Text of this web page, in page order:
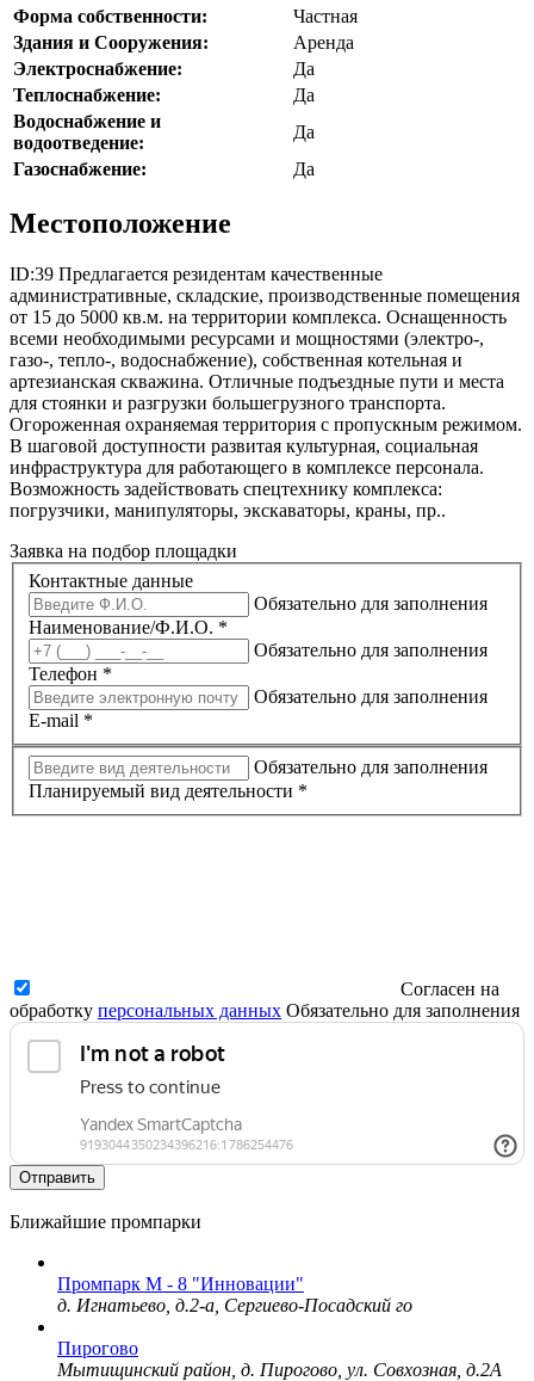
Форма собственности:
Частная
Здания и Сооружения:
Аренда
Электроснабжение:
Да
Теплоснабжение:
Да
Водоснабжение и
водоотведение:
Да
Газоснабжение:
Да
Местоположение
ID:39 Предлагается резидентам качественные
административные, складские, производственные помещения
от 15 до 5000 кв.м. на территории комплекса. Оснащенность
всеми необходимыми ресурсами и мощностями (электро-,
газо-, тепло-, водоснабжение), собственная котельная и
артезианская скважина. Отличные подъездные пути и места
для стоянки и разгрузки большегрузного транспорта.
Огороженная охраняемая территория с пропускным режимом.
В шаговой доступности развитая культурная, социальная
инфраструктура для работающего в комплексе персонала.
Возможность задействовать спецтехнику комплекса:
погрузчики, манипуляторы, экскаваторы, краны, пр..
Заявка на подбор площадки
Контактные данные
Обязательно для заполнения
Наименование/Ф.И.О. *
Обязательно для заполнения
Телефон *
Обязательно для заполнения
E-mail *
Обязательно для заполнения
Планируемый вид деятельности *
Согласен на
обработку персональных данных Обязательно для заполнения
Отправить
Ближайшие промпарки
Промпарк М - 8 "Инновации"
д. Игнатьево, д.2-а, Сергиево-Посадский го
Пирогово
Мытищинский район, д. Пирогово, ул. Совхозная, д.2А